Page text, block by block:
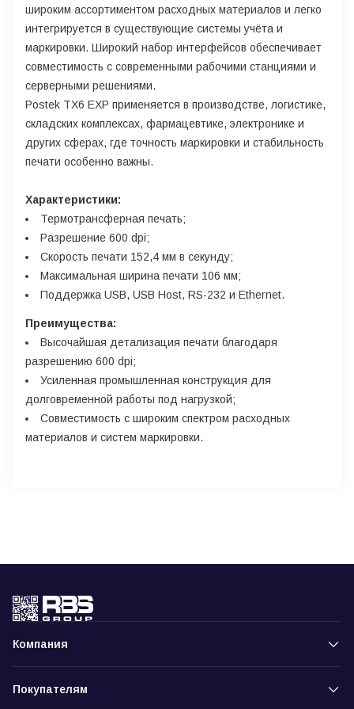
широким ассортиментом расходных материалов и легко
интегрируется в существующие системы учёта и
маркировки. Широкий набор интерфейсов обеспечивает
совместимость с современными рабочими станциями и
серверными решениями.
Postek TX6 EXP применяется в производстве, логистике,
складских комплексах, фармацевтике, электронике и
других сферах, где точность маркировки и стабильность
печати особенно важны.
Характеристики:
Термотрансферная печать;
Разрешение 600 dpi;
Скорость печати 152,4 мм в секунду;
Максимальная ширина печати 106 мм;
Поддержка USB, USB Host, RS-232 и Ethernet.
Преимущества:
Высочайшая детализация печати благодаря
разрешению 600 dpi;
Усиленная промышленная конструкция для
долговременной работы под нагрузкой;
Совместимость с широким спектром расходных
материалов и систем маркировки.
Компания
Покупателям